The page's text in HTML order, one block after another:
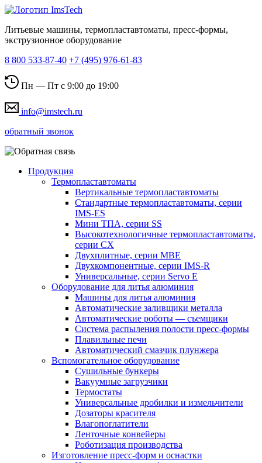
Литьевые машины, термопластавтоматы, пресс-формы,
экструзионное оборудование
8 800 533-87-40 +7 (495) 976-61-83
Пн — Пт с 9:00 до 19:00
info@imstech.ru
обратный звонок
Продукция
Термопластавтоматы
Вертикальные термопластавтоматы
Стандартные термопластавтоматы, серии
IMS-ES
Мини ТПА, серии SS
Высокотехнологичные термопластавтоматы,
серии СХ
Двухплитные, серии MBE
Двухкомпонентные, серии IMS-R
Универсальные, серии Servo E
Оборудование для литья алюминия
Машины для литья алюминия
Автоматические заливщики металла
Автоматические роботы — съемщики
Система распыления полости пресс-формы
Плавильные печи
Автоматический смазчик плунжера
Вспомогательное оборудование
Сушильные бункеры
Вакуумные загрузчики
Термостаты
Универсальные дробилки и измельчители
Дозаторы красителя
Влагопоглатители
Ленточные конвейеры
Роботизация производства
Изготовление пресс-форм и оснастки